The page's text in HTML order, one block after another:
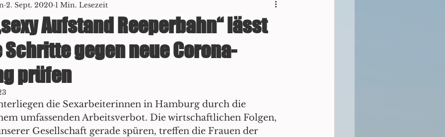
Wirtschaft Mediation
Verwaltungsrecht Seminare + Fortbildung
Glücksspielrecht
Aufstand Reeperbahn“ lässt
gegen neue Corona-
prüfen
2. Sept. 2020 1 Min. Lesezeit
die Sexarbeiterinnen in Hamburg durch die
umfassenden Arbeitsverbot. Die wirtschaftlichen Folgen,
Gesellschaft gerade spüren, treffen die Frauen der